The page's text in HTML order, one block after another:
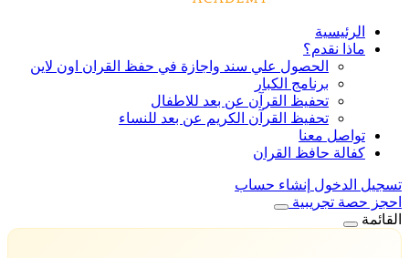
الرئيسية
ماذا نقدم؟
الحصول علي سند واجازة في حفظ القران اون لاين
برنامج الكبار
تحفيظ القرآن عن بعد للاطفال
تحفيظ القرآن الكريم عن بعد للنساء
تواصل معنا
كفالة حافظ القران
تسجيل الدخول إنشاء حساب
احجز حصة تجريبية
القائمة